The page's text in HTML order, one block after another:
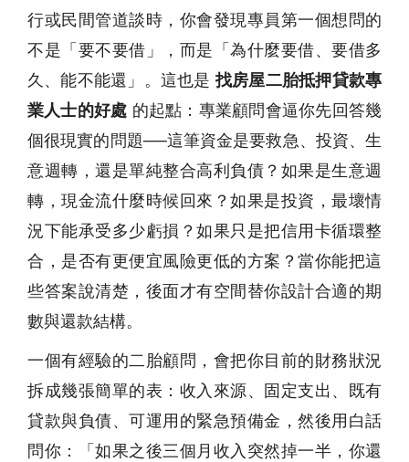
行或民間管道談時，你會發現專員第一個想問的
不是「要不要借」，而是「為什麼要借、要借多
久、能不能還」。這也是找房屋二胎抵押貸款專
業人士的好處 的起點：專業顧問會逼你先回答幾
個很現實的問題──這筆資金是要救急、投資、生
意週轉，還是單純整合高利負債？如果是生意週
轉，現金流什麼時候回來？如果是投資，最壞情
況下能承受多少虧損？如果只是把信用卡循環整
合，是否有更便宜風險更低的方案？當你能把這
些答案說清楚，後面才有空間替你設計合適的期
數與還款結構。
一個有經驗的二胎顧問，會把你目前的財務狀況
拆成幾張簡單的表：收入來源、固定支出、既有
貸款與負債、可運用的緊急預備金，然後用白話
問你：「如果之後三個月收入突然掉一半，你還